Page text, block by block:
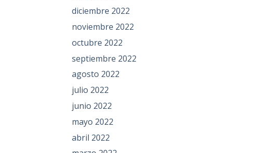
diciembre 2022
noviembre 2022
octubre 2022
septiembre 2022
agosto 2022
julio 2022
junio 2022
mayo 2022
abril 2022